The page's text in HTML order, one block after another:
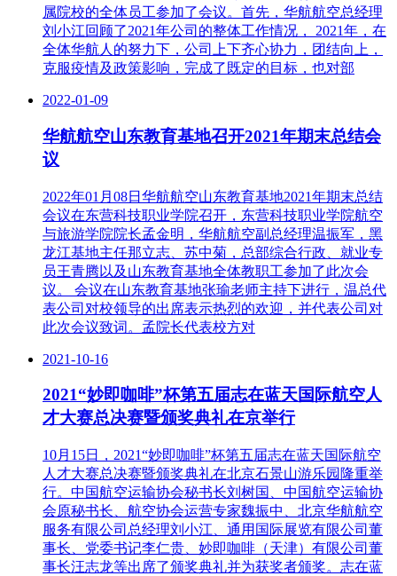
属院校的全体员工参加了会议。首先，华航航空总经理
刘小江回顾了2021年公司的整体工作情况， 2021年，在
全体华航人的努力下，公司上下齐心协力，团结向上，
克服疫情及政策影响，完成了既定的目标，也对部
2022-01-09
华航航空山东教育基地召开2021年期末总结会
议
2022年01月08日华航航空山东教育基地2021年期末总结
会议在东营科技职业学院召开，东营科技职业学院航空
与旅游学院院长孟金明，华航航空副总经理温振军，黑
龙江基地主任那立志、苏中菊，总部综合行政、就业专
员王青腾以及山东教育基地全体教职工参加了此次会
议。 会议在山东教育基地张瑜老师主持下进行，温总代
表公司对校领导的出席表示热烈的欢迎，并代表公司对
此次会议致词。孟院长代表校方对
2021-10-16
2021“妙即咖啡”杯第五届志在蓝天国际航空人
才大赛总决赛暨颁奖典礼在京举行
10月15日，2021“妙即咖啡”杯第五届志在蓝天国际航空
人才大赛总决赛暨颁奖典礼在北京石景山游乐园隆重举
行。中国航空运输协会秘书长刘树国、中国航空运输协
会原秘书长、航空协会运营专家魏振中、北京华航航空
服务有限公司总经理刘小江、通用国际展览有限公司董
事长、党委书记李仁贵、妙即咖啡（天津）有限公司董
事长汪志龙等出席了颁奖典礼并为获奖者颁奖。志在蓝